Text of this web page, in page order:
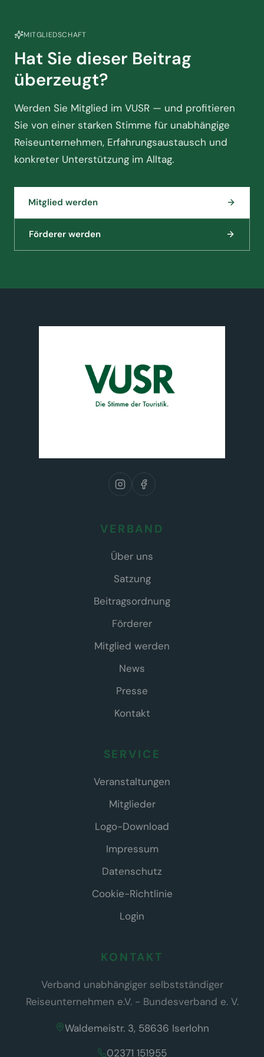
MITGLIEDSCHAFT
Hat Sie dieser Beitrag
überzeugt?
Werden Sie Mitglied im VUSR — und profitieren
Sie von einer starken Stimme für unabhängige
Reiseunternehmen, Erfahrungsaustausch und
konkreter Unterstützung im Alltag.
Mitglied werden
Förderer werden
VERBAND
Über uns
Satzung
Beitragsordnung
Förderer
Mitglied werden
News
Presse
Kontakt
SERVICE
Veranstaltungen
Mitglieder
Logo-Download
Impressum
Datenschutz
Cookie-Richtlinie
Login
KONTAKT
Verband unabhängiger selbstständiger
Reiseunternehmen e.V. - Bundesverband e. V.
Waldemeistr. 3, 58636 Iserlohn
02371 151955